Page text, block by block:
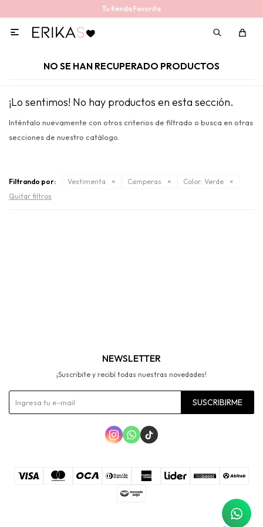
Tu tienda Favorita

NO SE HAN RECUPERADO PRODUCTOS
¡Lo sentimos! No hay productos en esta sección.
Inténtalo nuevamente con otros criterios de filtrado o busca en otras
secciones de nuestro catálogo.
Filtrando por: Vestimenta Camperas Color: Verde
Quitar filtros
NEWSLETTER
¡Suscribite y recibí todas nuestras novedades!
SUSCRIBIRME
  